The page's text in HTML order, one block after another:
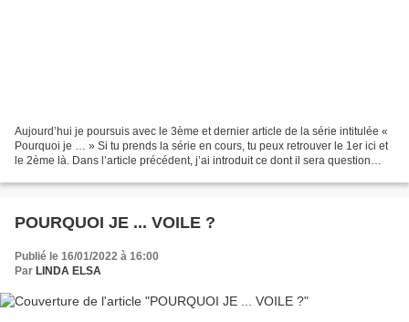
Aujourd’hui je poursuis avec le 3ème et dernier article de la série intitulée «
Pourquoi je … » Si tu prends la série en cours, tu peux retrouver le 1er ici et
le 2ème là. Dans l’article précédent, j’ai introduit ce dont il sera question
POURQUOI JE ... VOILE ?
Publié le 16/01/2022 à 16:00
Par LINDA ELSA